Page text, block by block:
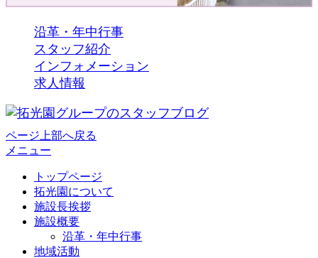
沿革・年中行事
スタッフ紹介
インフォメーション
求人情報
ページ上部へ戻る
メニュー
トップページ
拓光園について
施設長挨拶
施設概要
沿革・年中行事
地域活動